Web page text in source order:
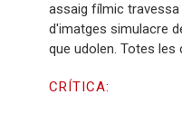
assaig fílmic
d'imatges simulacre
que udolen. Totes
CRÍTICA: